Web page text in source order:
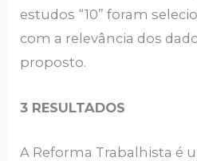
estudos “10” foram
com a relevância dos
proposto.
3 RESULTADOS
A Reforma Trabalhista é